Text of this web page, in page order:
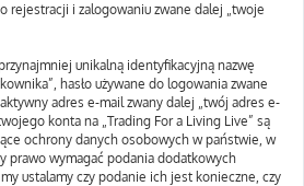
rejestracji i zalogowaniu zwane dalej „twoje
unikalną identyfikacyjną nazwę
hasło używane do logowania zwane
adres e-mail zwany dalej „twój adres e-
konta na „Trading For a Living Live” są
ochrony danych osobowych w państwie, w
prawo wymagać podania dodatkowych
ustalamy czy podanie ich jest konieczne, czy